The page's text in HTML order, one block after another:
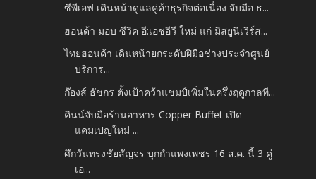
ซีพีเอฟ เดินหน้าดูแลคู่ค้าธุรกิจต่อเนื่อง จับมือ ธ...
ฮอนด้า มอบ ซีวิค อี:เอชอีวี ใหม่ แก่ มิสยูนิเวิร์ส...
ไทยฮอนด้า เดินหน้ายกระดับฝีมือช่างประจำศูนย์
บริการ...
ก๊องส์ ธัชกร ตั้งเป้าคว้าแชมป์เพิ่มในครึ่งฤดูกาลที...
คินน์จับมือร้านอาหาร Copper Buffet เปิด
แคมเปญใหม่ ...
ศึกวันทรงชัยสัญจร บุกกำแพงเพชร 16 ส.ค. นี้ 3 คู่
เอ...